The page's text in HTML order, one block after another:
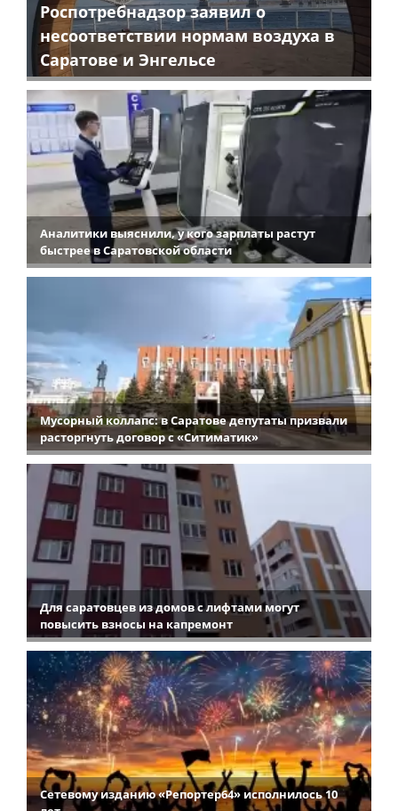
Роспотребнадзор заявил о
несоответствии нормам воздуха в
Саратове и Энгельсе
Аналитики выяснили, у кого зарплаты растут
быстрее в Саратовской области
Мусорный коллапс: в Саратове депутаты призвали
расторгнуть договор с «Ситиматик»
Для саратовцев из домов с лифтами могут
повысить взносы на капремонт
Сетевому изданию «Репортер64» исполнилось 10